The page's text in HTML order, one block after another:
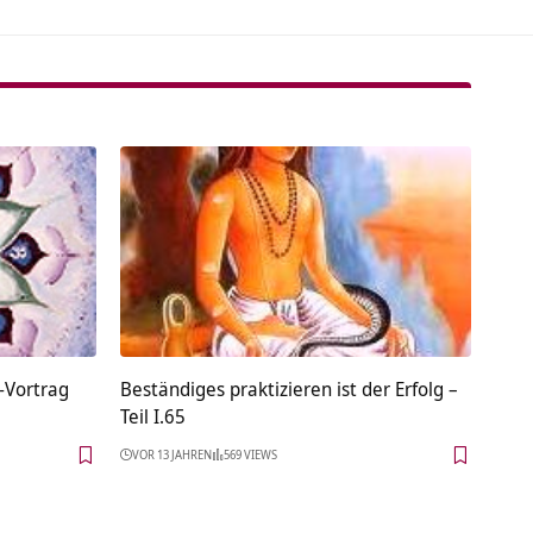
Vortrag
Beständiges praktizieren ist der Erfolg –
Teil I.65
VOR 13 JAHREN 569 VIEWS